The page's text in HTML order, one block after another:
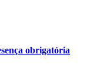
obrigatória